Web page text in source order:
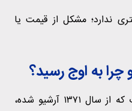
به اوج رسید؟
به‌استناد داده‌های تاریخی گمرک که از سال ۱۳۷۱ آرشیو شده،